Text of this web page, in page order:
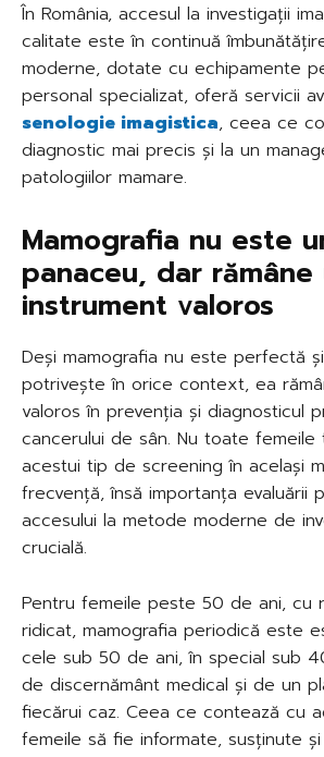
În România, accesul la investigații
calitate este în continuă
moderne, dotate cu echipamente
personal specializat, oferă servicii
senologie imagistica, ceea ce
diagnostic mai precis și la un
patologiilor mamare.
Mamografia nu este
panaceu, dar rămâne
instrument valoros
Deși mamografia nu este perfectă
potrivește în orice context, ea
valoros în prevenția și diagnosticul
cancerului de sân. Nu toate femeile
acestui tip de screening în același
frecvență, însă importanța evaluării
accesului la metode moderne de
crucială.
Pentru femeile peste 50 de ani, cu
ridicat, mamografia periodică este
cele sub 50 de ani, în special sub
de discernământ medical și de un
fiecărui caz. Ceea ce contează cu
femeile să fie informate, susținute